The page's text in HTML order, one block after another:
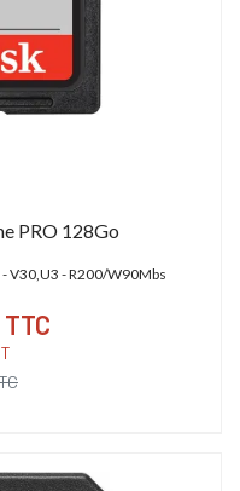
PRO 128Go
V30,U3 - R200/W90Mbs